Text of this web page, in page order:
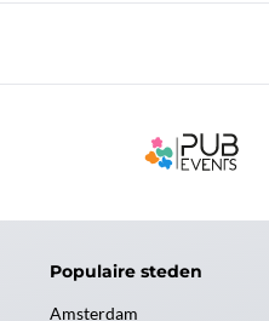
Populaire steden
Amsterdam